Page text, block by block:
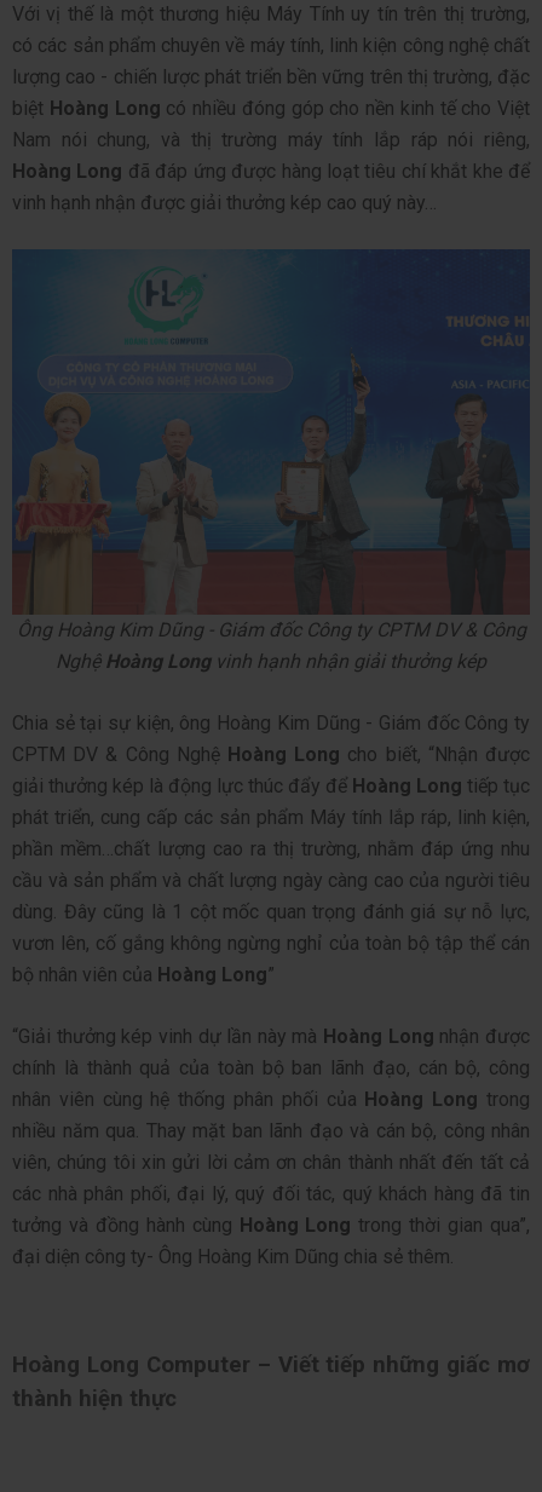
Với vị thế là một thương hiệu Máy Tính uy tín trên thị trường,
có các sản phẩm chuyên về máy tính, linh kiện công nghệ chất
lượng cao - chiến lược phát triển bền vững trên thị trường, đặc
biệt Hoàng Long có nhiều đóng góp cho nền kinh tế cho Việt
Nam nói chung, và thị trường máy tính lắp ráp nói riêng,
Hoàng Long đã đáp ứng được hàng loạt tiêu chí khắt khe để
vinh hạnh nhận được giải thưởng kép cao quý này…
Ông Hoàng Kim Dũng - Giám đốc Công ty CPTM DV & Công
Nghệ Hoàng Long vinh hạnh nhận giải thưởng kép
Chia sẻ tại sự kiện, ông Hoàng Kim Dũng - Giám đốc Công ty
CPTM DV & Công Nghệ Hoàng Long cho biết, “Nhận được
giải thưởng kép là động lực thúc đẩy để Hoàng Long tiếp tục
phát triển, cung cấp các sản phẩm Máy tính lắp ráp, linh kiện,
phần mềm…chất lượng cao ra thị trường, nhằm đáp ứng nhu
cầu và sản phẩm và chất lượng ngày càng cao của người tiêu
dùng. Đây cũng là 1 cột mốc quan trọng đánh giá sự nỗ lực,
vươn lên, cố gắng không ngừng nghỉ của toàn bộ tập thể cán
bộ nhân viên của Hoàng Long”
“Giải thưởng kép vinh dự lần này mà Hoàng Long nhận được
chính là thành quả của toàn bộ ban lãnh đạo, cán bộ, công
nhân viên cùng hệ thống phân phối của Hoàng Longtrong
nhiều năm qua. Thay mặt ban lãnh đạo và cán bộ, công nhân
viên, chúng tôi xin gửi lời cảm ơn chân thành nhất đến tất cả
các nhà phân phối, đại lý, quý đối tác, quý khách hàng đã tin
tưởng và đồng hành cùng Hoàng Longtrong thời gian qua”,
đại diện công ty- Ông Hoàng Kim Dũng chia sẻ thêm.
Hoàng Long Computer – Viết tiếp những giấc mơ
thành hiện thực